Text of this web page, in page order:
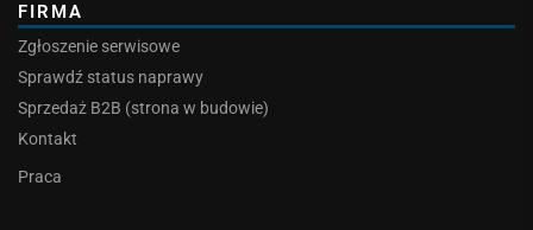
FIRMA
Zgłoszenie serwisowe
Sprawdź status naprawy
Sprzedaż B2B (strona w budowie)
Kontakt
Praca